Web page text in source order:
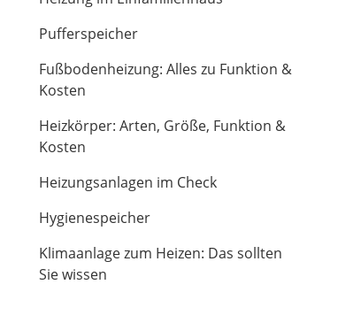
Pufferspeicher
Fußbodenheizung: Alles zu Funktion &
Kosten
Heizkörper: Arten, Größe, Funktion &
Kosten
Heizungsanlagen im Check
Hygienespeicher
Klimaanlage zum Heizen: Das sollten
Sie wissen